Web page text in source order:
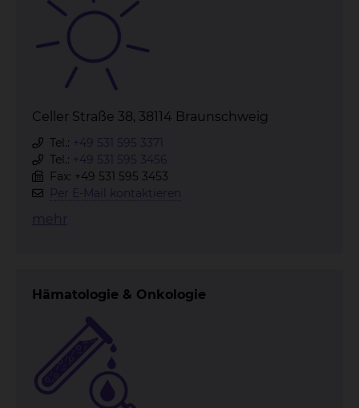
Celler Straße 38, 38114 Braunschweig
Tel.: +49 531 595 3371
Tel.: +49 531 595 3456
Fax: +49 531 595 3453
Per E-Mail kontaktieren
mehr
Hämatologie & Onkologie